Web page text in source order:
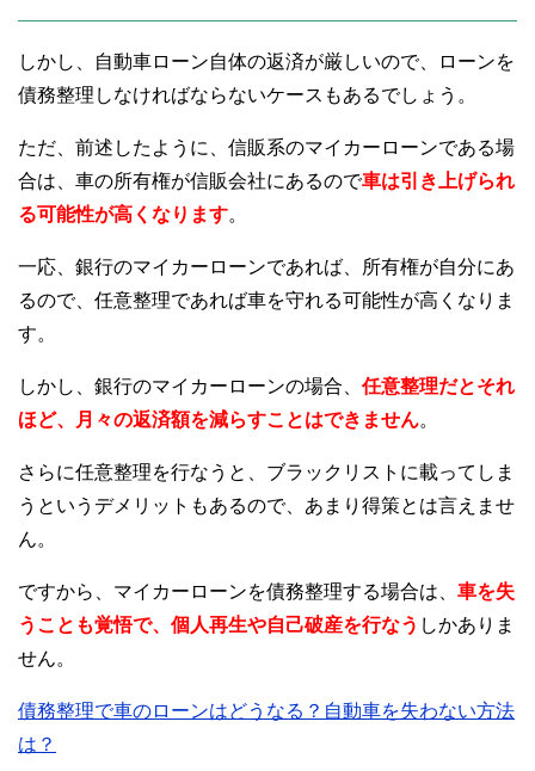
しかし、自動車ローン自体の返済が厳しいので、ローンを
債務整理しなければならないケースもあるでしょう。
ただ、前述したように、信販系のマイカーローンである場
合は、車の所有権が信販会社にあるので車は引き上げられ
る可能性が高くなります。
一応、銀行のマイカーローンであれば、所有権が自分にあ
るので、任意整理であれば車を守れる可能性が高くなりま
す。
しかし、銀行のマイカーローンの場合、 任意整理だとそれ
ほど、月々の返済額を減らすことはできません。
さらに任意整理を行なうと、ブラックリストに載ってしま
うというデメリットもあるので、あまり得策とは言えませ
ん。
ですから、マイカーローンを債務整理する場合は、 車を失
うことも覚悟で、個人再生や自己破産を行なう しかありま
せん。
債務整理で車のローンはどうなる？自動車を失わない方法
は？